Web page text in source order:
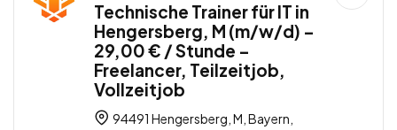
Technische Trainer für IT in
Hengersberg, M (m/w/d) –
29,00 € / Stunde –
Freelancer, Teilzeitjob,
Vollzeitjob
94491 Hengersberg, M, Bayern,